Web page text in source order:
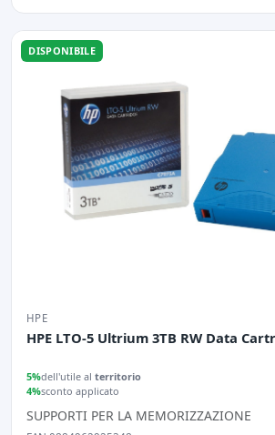
DISPONIBILE
HPE
HPE LTO-5 Ultrium 3TB RW Data
5%dell'utile al territorio
4%sconto applicato
SUPPORTI PER LA MEMORIZZAZIONE